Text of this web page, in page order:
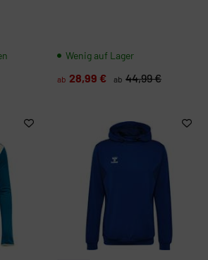
Wenig auf Lager
ab 28,99 € ab 44,99 €